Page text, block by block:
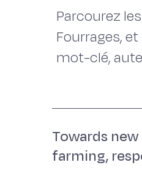
Parcourez
Fourrages,
mot-clé,
Towards
farming,